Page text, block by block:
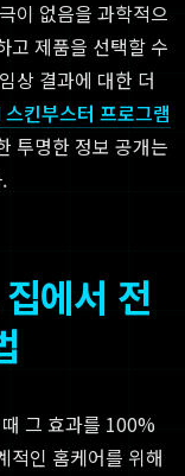
이 없음을 과학적으
고 제품을 선택할 수
상 결과에 대한 더
킨부스터 프로그램
투명한 정보 공개는
에서 전
그 효과를 100%
적인 홈케어를 위해